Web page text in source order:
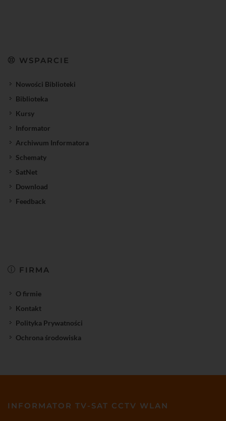
WSPARCIE
Nowości Biblioteki
Biblioteka
Kursy
Informator
Archiwum Informatora
Schematy
SatNet
Download
Feedback
FIRMA
O firmie
Kontakt
Polityka Prywatności
Ochrona środowiska
INFORMATOR TV-SAT CCTV WLAN